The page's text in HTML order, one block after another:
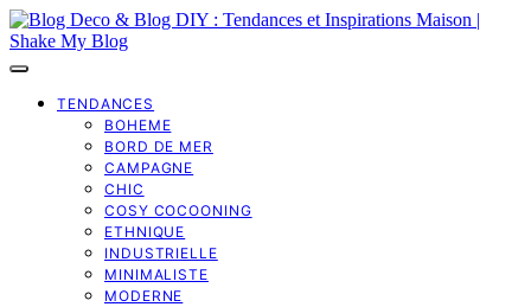
TENDANCES
BOHEME
BORD DE MER
CAMPAGNE
CHIC
COSY COCOONING
ETHNIQUE
INDUSTRIELLE
MINIMALISTE
MODERNE